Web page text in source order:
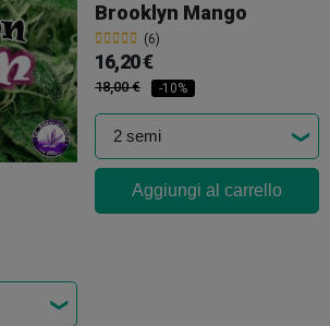
Brooklyn Mango
(6)
16,20 €
18,00 € -10%
Aggiungi al carrello